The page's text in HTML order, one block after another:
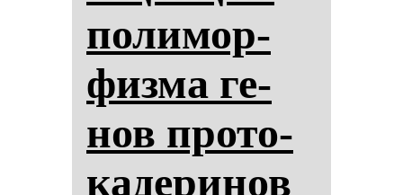
по­ли­мор­
физ­ма ге­
нов про­то­
ка­де­ри­нов